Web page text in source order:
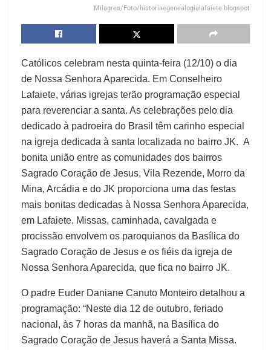
Milagres/Foto/historiaegenealogialafaiete.blogspot
Católicos celebram nesta quinta-feira (12/10) o dia
de Nossa Senhora Aparecida. Em Conselheiro
Lafaiete, várias igrejas terão programação especial
para reverenciar a santa. As celebrações pelo dia
dedicado à padroeira do Brasil têm carinho especial
na igreja dedicada à santa localizada no bairro JK. A
bonita união entre as comunidades dos bairros
Sagrado Coração de Jesus, Vila Rezende, Morro da
Mina, Arcádia e do JK proporciona uma das festas
mais bonitas dedicadas à Nossa Senhora Aparecida,
em Lafaiete. Missas, caminhada, cavalgada e
procissão envolvem os paroquianos da Basílica do
Sagrado Coração de Jesus e os fiéis da igreja de
Nossa Senhora Aparecida, que fica no bairro JK.
O padre Euder Daniane Canuto Monteiro detalhou a
programação: “Neste dia 12 de outubro, feriado
nacional, às 7 horas da manhã, na Basílica do
Sagrado Coração de Jesus haverá a Santa Missa.